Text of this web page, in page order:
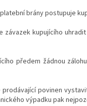
brány postupuje
kupujícího
předem žádnou
povinen
výpadku pak